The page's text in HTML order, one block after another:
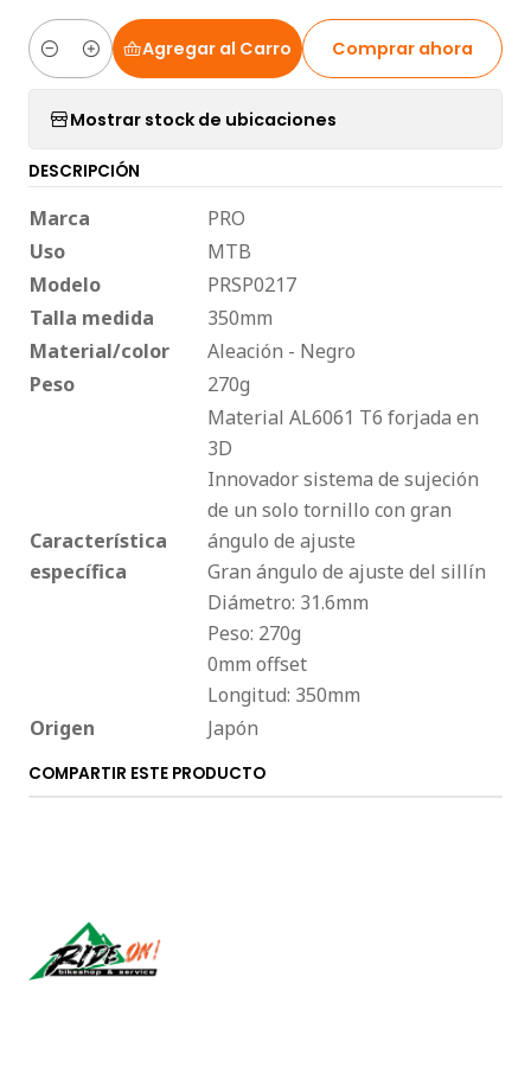
Cantidad
Agregar al Carro Comprar ahora
Mostrar stock de ubicaciones
DESCRIPCIÓN
Marca
PRO
Uso
MTB
Modelo
PRSP0217
Talla medida
350mm
Material/color
Aleación - Negro
Peso
270g
Característica
específica
Material AL6061 T6 forjada en
3D
Innovador sistema de sujeción
de un solo tornillo con gran
ángulo de ajuste
Gran ángulo de ajuste del sillín
Diámetro: 31.6mm
Peso: 270g
0mm offset
Longitud: 350mm
Origen
Japón
COMPARTIR ESTE PRODUCTO